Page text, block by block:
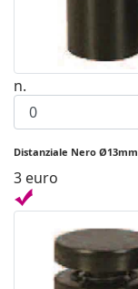
n.
Distanziale Nero Ø13mm
3 euro